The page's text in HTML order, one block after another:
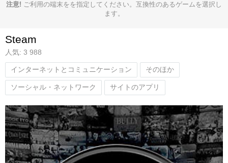
注意! ご利用の端末をを指定してください。互換性のあるゲームを選択し
ます。
Steam
人気: 3 988
インターネットとコミュニケーション そのほか
ソーシャル・ネットワーク サイトのアプリ